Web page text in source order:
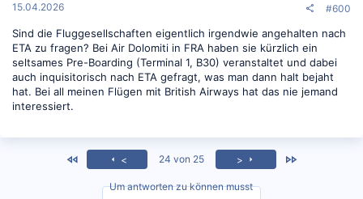
15.04.2026 #600
Sind die Fluggesellschaften eigentlich irgendwie angehalten nach
ETA zu fragen? Bei Air Dolomiti in FRA haben sie kürzlich ein
seltsames Pre-Boarding (Terminal 1, B30) veranstaltet und dabei
auch inquisitorisch nach ETA gefragt, was man dann halt bejaht
hat. Bei all meinen Flügen mit British Airways hat das nie jemand
interessiert.
< 24 von 25 >
Um antworten zu können musst